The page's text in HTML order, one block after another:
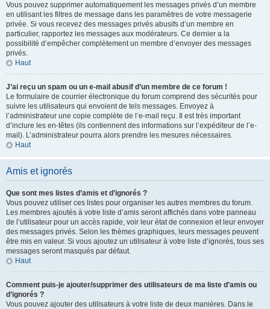
Vous pouvez supprimer automatiquement les messages privés d’un membre
en utilisant les filtres de message dans les paramètres de votre messagerie
privée. Si vous recevez des messages privés abusifs d’un membre en
particulier, rapportez les messages aux modérateurs. Ce dernier a la
possibilité d’empêcher complètement un membre d’envoyer des messages
privés.
Haut
J’ai reçu un spam ou un e-mail abusif d’un membre de ce forum !
Le formulaire de courrier électronique du forum comprend des sécurités pour
suivre les utilisateurs qui envoient de tels messages. Envoyez à
l’administrateur une copie complète de l’e-mail reçu. Il est très important
d’inclure les en-têtes (ils contiennent des informations sur l’expéditeur de l’e-
mail). L’administrateur pourra alors prendre les mesures nécessaires.
Haut
Amis et ignorés
Que sont mes listes d’amis et d’ignorés ?
Vous pouvez utiliser ces listes pour organiser les autres membres du forum.
Les membres ajoutés à votre liste d’amis seront affichés dans votre panneau
de l’utilisateur pour un accès rapide, voir leur état de connexion et leur envoyer
des messages privés. Selon les thèmes graphiques, leurs messages peuvent
être mis en valeur. Si vous ajoutez un utilisateur à votre liste d’ignorés, tous ses
messages seront masqués par défaut.
Haut
Comment puis-je ajouter/supprimer des utilisateurs de ma liste d’amis ou
d’ignorés ?
Vous pouvez ajouter des utilisateurs à votre liste de deux manières. Dans le